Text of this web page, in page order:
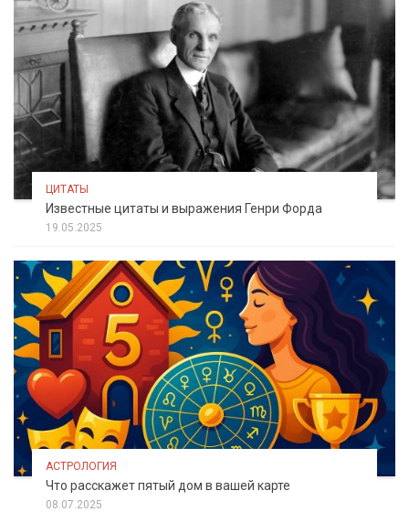
ЦИТАТЫ
Известные цитаты и выражения Генри Форда
19.05.2025
АСТРОЛОГИЯ
Что расскажет пятый дом в вашей карте
08.07.2025